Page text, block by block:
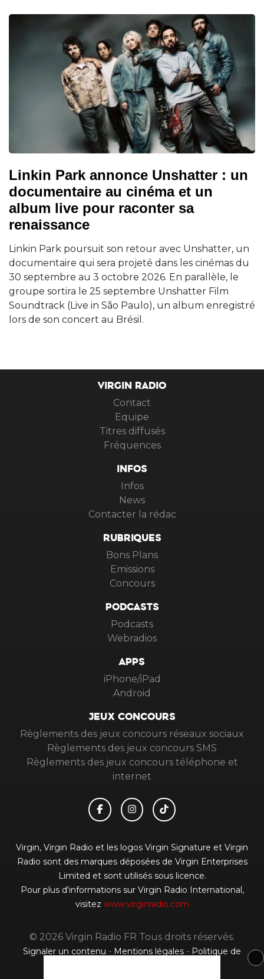
Linkin Park annonce Unshatter : un
documentaire au cinéma et un
album live pour raconter sa
renaissance
Linkin Park poursuit son retour avec Unshatter, un
documentaire qui sera projeté dans les cinémas du
30 septembre au 3 octobre 2026. En parallèle, le
groupe sortira le 25 septembre Unshatter Film
Soundtrack (Live in São Paulo), un album enregistré
lors de son concert au Brésil.
VIRGIN RADIO
Contact
Equipe
Titres diffusés
Fréquences
INFOS
Infos
News
Contacter la rédac
RUBRIQUES
Bons Plans
Emissions
Concours
PODCASTS
Podcasts
Webradios
APPS
iPhone/iPad
Android
JEUX CONCOURS
Règlements des jeux concours réseaux sociaux
Règlements des jeux concours SMS
Règlements des jeux concours téléphone et
internet
Virgin, Virgin Radio et les logos Virgin Signature et Virgin
Radio sont des marques déposées de Virgin Enterprises
Limited et sont utilisés sous licence.
Pour plus d'informations sur Virgin Radio International,
visitez www.virginradio.com
© 2026 Virgin Radio FR Tous droits réservés.
Signaler un contenu - Mentions légales - Politique de